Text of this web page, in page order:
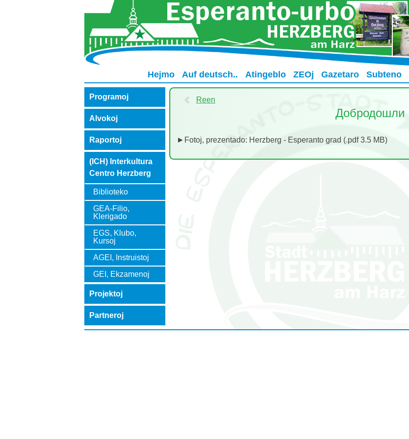
Hejmo Auf deutsch.. Atingeblo ZEOj Gazetaro Subteno
Programoj
Alvokoj
Raportoj
(ICH) Interkultura
Centro Herzberg
Biblioteko
GEA-Filio,
Klerigado
EGS, Klubo,
Kursoj
AGEI, Instruistoj
GEI, Ekzamenoj
Projektoj
Partneroj
Reen
Добродошли
►Fotoj, prezentado: Herzberg - Esperanto grad (.pdf 3.5 MB)